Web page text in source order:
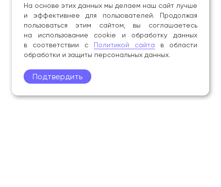
На основе этих данных мы делаем наш сайт лучше
и эффективнее для пользователей. Продолжая
пользоваться этим сайтом, вы соглашаетесь
на использование cookie и обработку данных
в соответствии с Политикой сайта в области
обработки и защиты персональных данных.
Подтвердить